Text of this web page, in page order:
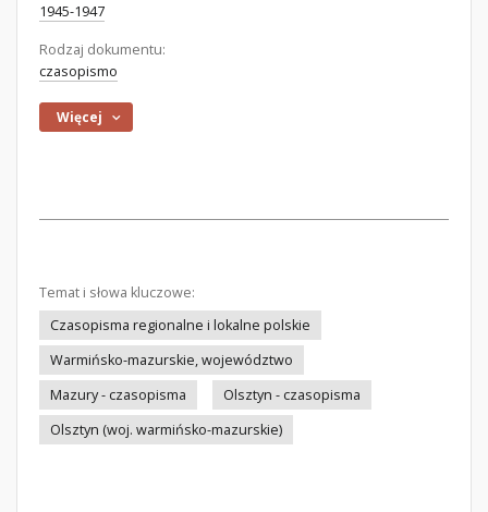
1945-1947
Rodzaj dokumentu:
czasopismo
Więcej
Temat i słowa kluczowe:
Czasopisma regionalne i lokalne polskie
Warmińsko-mazurskie, województwo
Mazury - czasopisma
Olsztyn - czasopisma
Olsztyn (woj. warmińsko-mazurskie)